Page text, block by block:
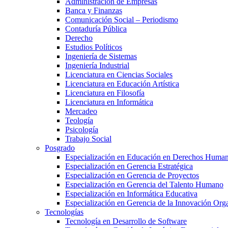
Banca y Finanzas
Comunicación Social – Periodismo
Contaduría Pública
Derecho
Estudios Políticos
Ingeniería de Sistemas
Ingeniería Industrial
Licenciatura en Ciencias Sociales
Licenciatura en Educación Artística
Licenciatura en Filosofía
Licenciatura en Informática
Mercadeo
Teología
Psicología
Trabajo Social
Posgrado
Especialización en Educación en Derechos
Especialización en Gerencia Estratégica
Especialización en Gerencia de Proyectos
Especialización en Gerencia del Talento Humano
Especialización en Informática Educativa
Especialización en Gerencia de la Innovación
Tecnologías
Tecnología en Desarrollo de Software